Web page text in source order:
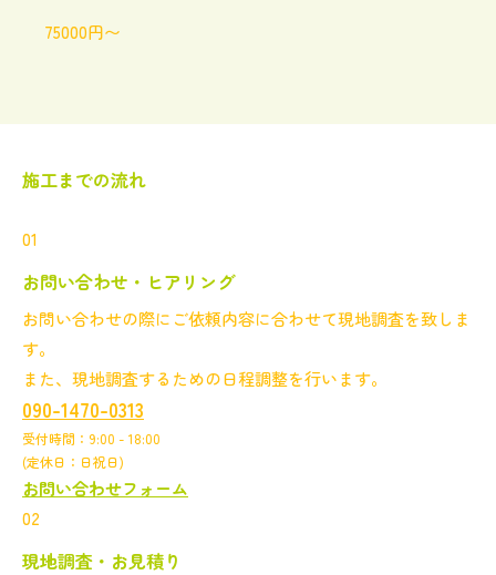
75000円〜
施工までの流れ
01
お問い合わせ・ヒアリング
お問い合わせの際にご依頼内容に合わせて現地調査を致しま
す。
また、現地調査するための日程調整を行います。
090-1470-0313
受付時間：9:00 - 18:00
(定休日：日祝日)
お問い合わせフォーム
02
現地調査・お見積り